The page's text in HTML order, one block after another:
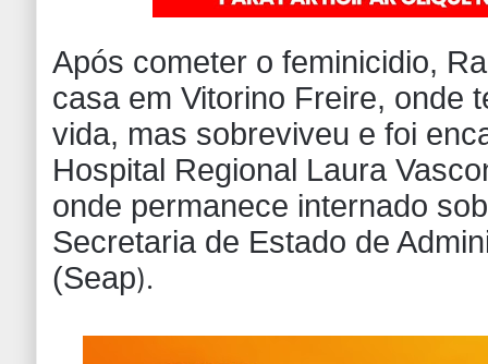
Após cometer o feminicidio,
casa em Vitorino Freire, onde
vida, mas sobreviveu e foi
Hospital Regional Laura
onde permanece internado
Secretaria de Estado de
(Seap).